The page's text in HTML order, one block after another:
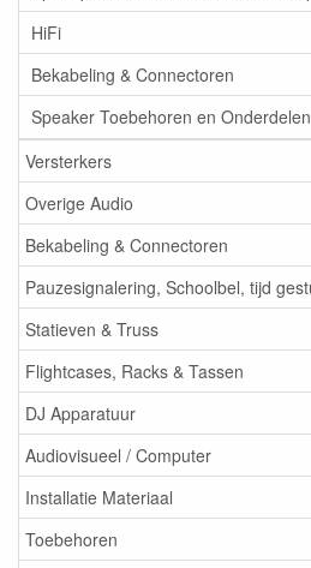
HiFi
Bekabeling & Connectoren
Speaker Toebehoren en Onderdelen
Versterkers
Overige Audio
Bekabeling & Connectoren
Pauzesignalering, Schoolbel, tijd
Statieven & Truss
Flightcases, Racks & Tassen
DJ Apparatuur
Audiovisueel / Computer
Installatie Materiaal
Toebehoren